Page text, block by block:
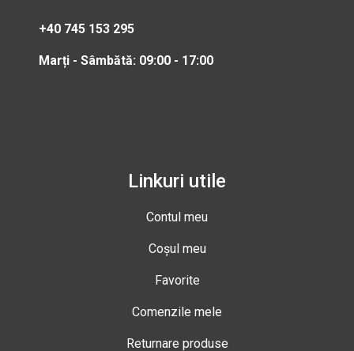
+40 745 153 295
Marți - Sâmbătă: 09:00 - 17:00
Linkuri utile
Contul meu
Coșul meu
Favorite
Comenzile mele
Returnare produse